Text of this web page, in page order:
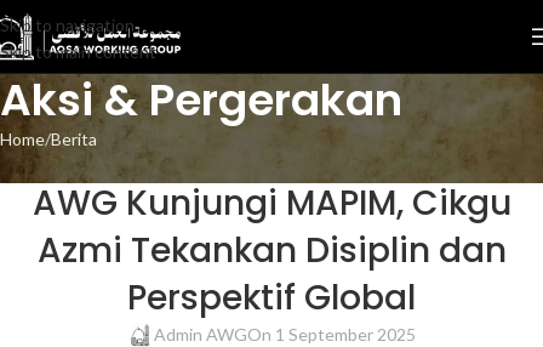
Skip to navigation
Skip to main content
Aksi & Pergerakan
Home Berita
KEGIATAN
AWG Kunjungi MAPIM, Cikgu
Azmi Tekankan Disiplin dan
Perspektif Global
Admin AWGOn 1 September 2025